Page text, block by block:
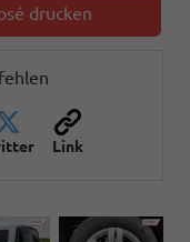
drucken
Link